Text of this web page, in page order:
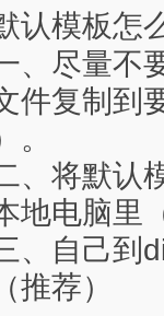
认模板怎
、尽量不
件复制到
。
、将默认
地电脑里
、自己到
推荐）